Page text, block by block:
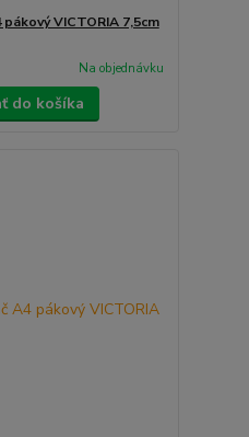
VICTORIA 7,5cm
Na objednávku
do košíka